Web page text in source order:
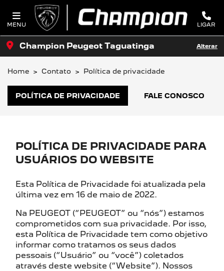
MENU LIGAR
Champion Peugeot Taguatinga Alterar
Home Contato Política de privacidade
FALE CONOSCO
POLÍTICA DE PRIVACIDADE
POLÍTICA DE PRIVACIDADE PARA
USUÁRIOS DO WEBSITE
Esta Política de Privacidade foi atualizada pela
última vez em 16 de maio de 2022.
Na PEUGEOT (“PEUGEOT” ou “nós”) estamos
comprometidos com sua privacidade. Por isso,
esta Política de Privacidade tem como objetivo
informar como tratamos os seus dados
pessoais (“Usuário” ou “você”) coletados
através deste website (“Website”). Nossos